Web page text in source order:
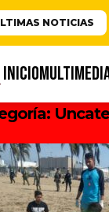
NOTICIAS
INICIO